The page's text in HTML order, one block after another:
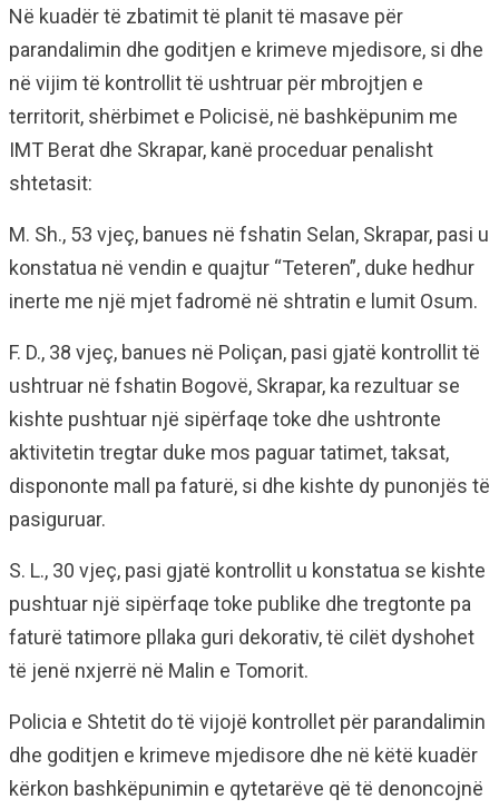
Në kuadër të zbatimit të planit të masave për
parandalimin dhe goditjen e krimeve mjedisore, si dhe
në vijim të kontrollit të ushtruar për mbrojtjen e
territorit, shërbimet e Policisë, në bashkëpunim me
IMT Berat dhe Skrapar, kanë proceduar penalisht
shtetasit:
M. Sh., 53 vjeç, banues në fshatin Selan, Skrapar, pasi u
konstatua në vendin e quajtur “Teteren”, duke hedhur
inerte me një mjet fadromë në shtratin e lumit Osum.
F. D., 38 vjeç, banues në Poliçan, pasi gjatë kontrollit të
ushtruar në fshatin Bogovë, Skrapar, ka rezultuar se
kishte pushtuar një sipërfaqe toke dhe ushtronte
aktivitetin tregtar duke mos paguar tatimet, taksat,
dispononte mall pa faturë, si dhe kishte dy punonjës të
pasiguruar.
S. L., 30 vjeç, pasi gjatë kontrollit u konstatua se kishte
pushtuar një sipërfaqe toke publike dhe tregtonte pa
faturë tatimore pllaka guri dekorativ, të cilët dyshohet
të jenë nxjerrë në Malin e Tomorit.
Policia e Shtetit do të vijojë kontrollet për parandalimin
dhe goditjen e krimeve mjedisore dhe në këtë kuadër
kërkon bashkëpunimin e qytetarëve që të denoncojnë